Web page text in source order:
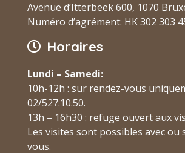
Avenue d’Itterbeek 600, 1070
Numéro d’agrément: HK 302 303
Horaires
Lundi – Samedi:
10h-12h : sur rendez-vous
02/527.10.50.
13h – 16h30 : refuge ouvert aux
Les visites sont possibles avec ou
vous.